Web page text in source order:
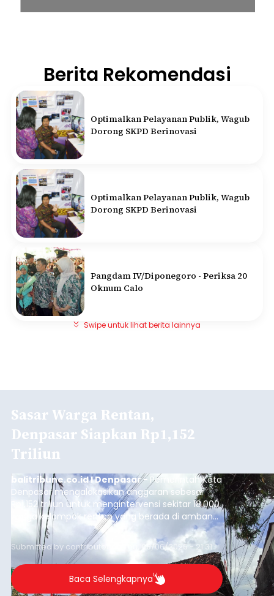
Berita Rekomendasi
Optimalkan Pelayanan Publik, Wagub
Dorong SKPD Berinovasi
Optimalkan Pelayanan Publik, Wagub
Dorong SKPD Berinovasi
Pangdam IV/Diponegoro - Periksa 20
Oknum Calo
Swipe untuk lihat berita lainnya
Sasar Warga Rentan,
Denpasar Siapkan Rp1,152
Triliun
balitribune.co.id I Denpasar - Pemerintah Kota
Denpasar mengalokasikan anggaran sebesar
Rp1,152 triliun untuk mengintervensi sekitar 18.000
warga kelompok rentan yang berada di ambang
garis kemiskinan. Langkah strategis ini diambil
guna menjaga masyarakat yang berada pada
kelompok desil 5 dan 6 tersebut agar tidak
merosot ke kategori miskin.
Submitted by contributor Thu, 08/06/2026 - 21:31
Baca Selengkapnya